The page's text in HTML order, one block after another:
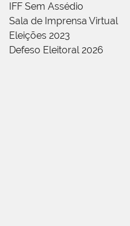
IFF Sem Assédio
Sala de Imprensa Virtual
Eleições 2023
Defeso Eleitoral 2026